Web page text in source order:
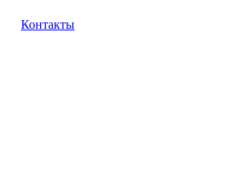
Контакты